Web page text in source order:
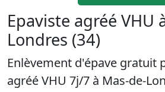
Epaviste agréé VHU
Londres (34)
Enlèvement d'épave gratuit
agréé VHU 7j/7 à Mas-de-